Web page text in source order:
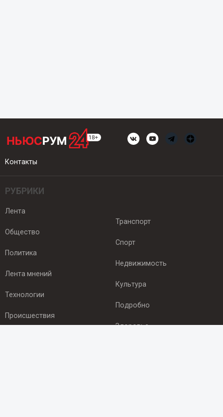
Контакты
РУБРИКИ
Лента
Общество
Политика
Лента мнений
Технологии
Происшествия
Транспорт
Спорт
Недвижимость
Культура
Подробно
Здоровье